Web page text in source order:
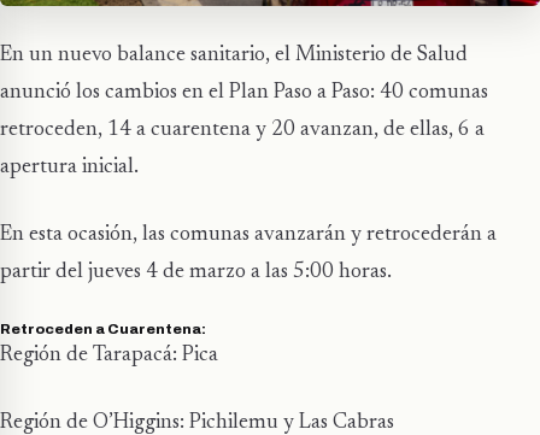
En un nuevo balance sanitario, el Ministerio de Salud
anunció los cambios en el Plan Paso a Paso: 40 comunas
retroceden, 14 a cuarentena y 20 avanzan, de ellas, 6 a
apertura inicial.
En esta ocasión, las comunas avanzarán y retrocederán a
partir del jueves 4 de marzo a las 5:00 horas.
Retroceden a Cuarentena:
Región de Tarapacá: Pica
Región de O’Higgins: Pichilemu y Las Cabras